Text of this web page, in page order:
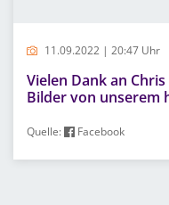
11.09.2022 | 20:47 Uhr
Vielen Dank an
Bilder von unserem
Quelle: Facebook